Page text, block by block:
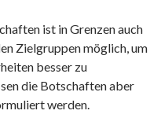
ist in Grenzen auch
Zielgruppen möglich, um
besser zu
die Botschaften aber
werden.